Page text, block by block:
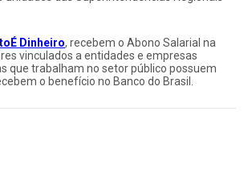
Dinheiro, recebem o Abono Salarial na
vinculados a entidades e empresas
que trabalham no setor público possuem
o benefício no Banco do Brasil.